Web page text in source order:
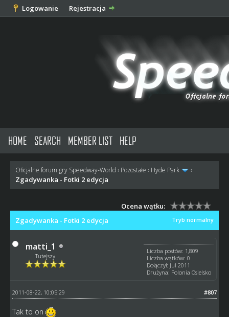
Logowanie Rejestracja
HOME SEARCH MEMBER LIST HELP
Oficjalne forum gry Speedway-World › Pozostałe › Hyde Park ›
Zgadywanka - Fotki 2 edycja
Ocena wątku:
Tryb normalny
Zgadywanka - Fotki 2 edycja
matti_1
Tutejszy
Liczba postów: 1,809
Liczba wątków: 0
Dołączył: Jul 2011
Drużyna: Polonia Osielsko
#807
2011-08-22, 10:05:29
Tak to on